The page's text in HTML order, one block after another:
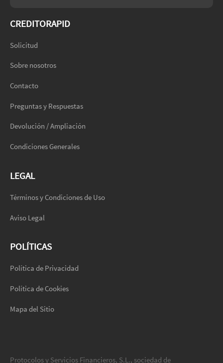
CREDITORAPID
Solicitud
Sobre nosotros
Contacto
Preguntas y Respuestas
Devolución / Ampliación
Condiciones Generales
LEGAL
Términos y Condiciones de Uso
Aviso Legal
POLÍTICAS
Política de Privacidad
Política de Cookies
Mapa del Sitio
Protocolos y Servicios Financieros, S.L., sociedad de